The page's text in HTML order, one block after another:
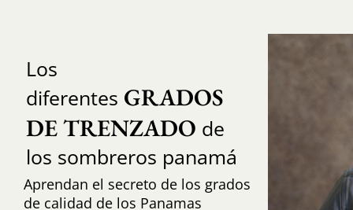
Los
diferentes GRADOS
DE TRENZADO de
los sombreros panamá
Aprendan el secreto de los grados
de calidad de los Panamas